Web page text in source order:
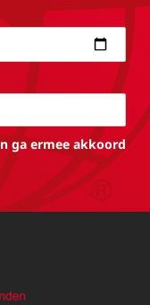
ga ermee akkoord